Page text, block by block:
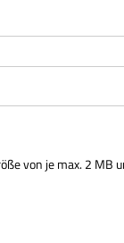
von je max. 2 MB